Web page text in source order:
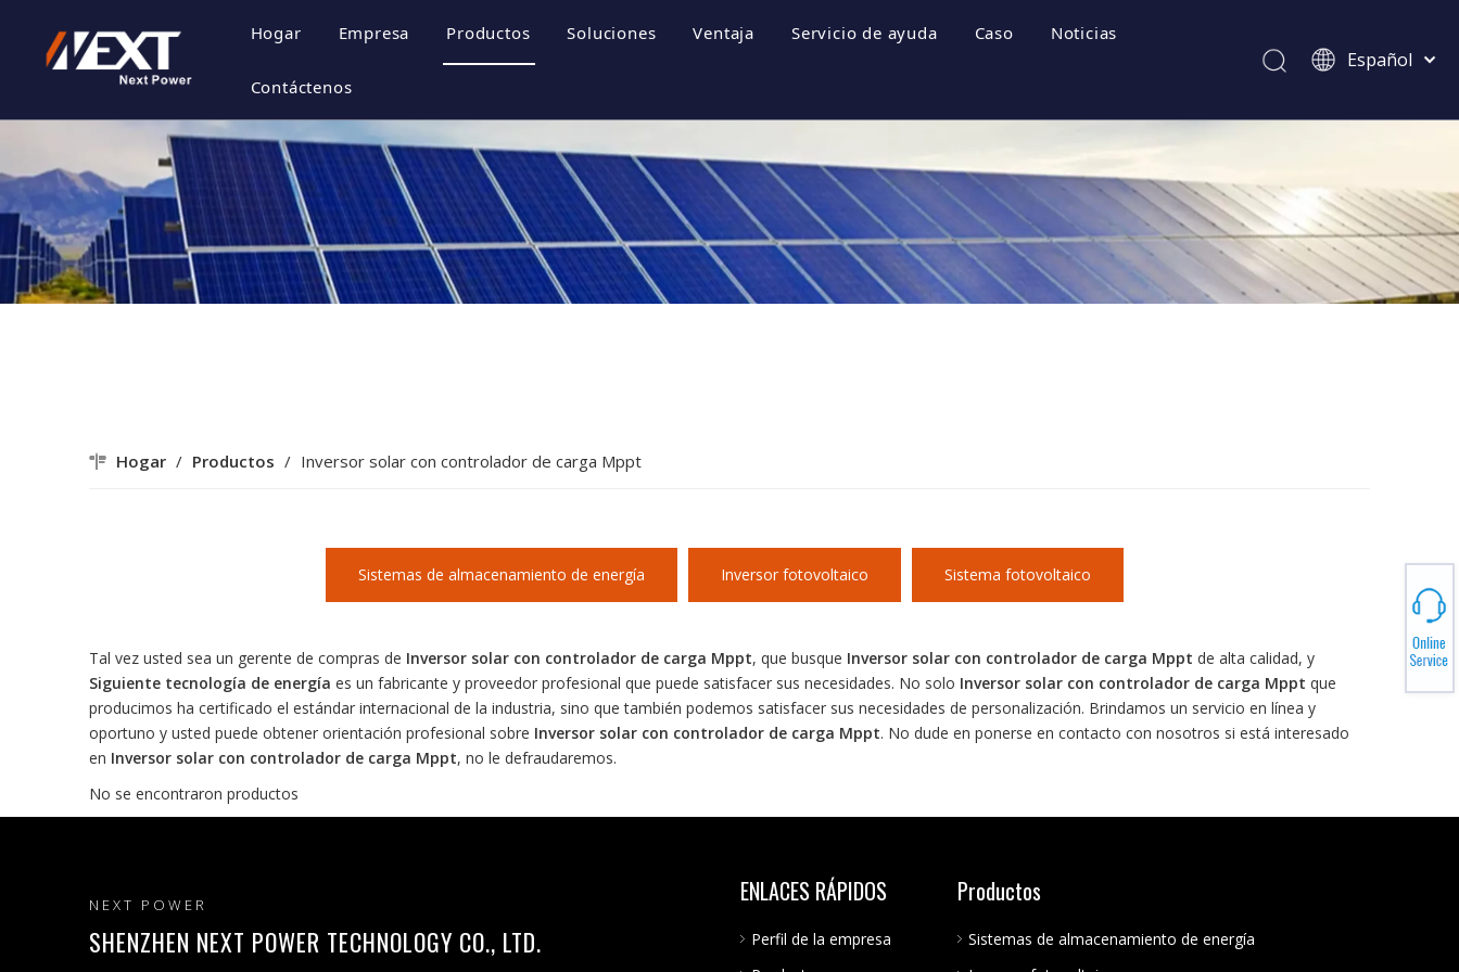
Hogar Empresa
Cultura de la empresa
Certificado de honor
Estilo de empresa
Productos
Sistema fotovoltaico
Soluciones Ventaja Servicio de ayuda
Preguntas más frecuentes
Videos
Caso Noticias
Contáctenos
Español
Kiswahili
Italiano
Deutsch
Português
Pусский
Français
Hogar / Productos / Inversor solar con controlador de carga Mppt
Sistemas de almacenamiento de energía Inversor fotovoltaico Sistema fotovoltaico
Tal vez usted sea un gerente de compras de Inversor solar con controlador de carga Mppt, que busque Inversor solar con controlador de carga Mppt de alta calidad, y
Siguiente tecnología de energía es un fabricante y proveedor profesional que puede satisfacer sus necesidades. No solo Inversor solar con controlador de carga Mppt que
producimos ha certificado el estándar internacional de la industria, sino que también podemos satisfacer sus necesidades de personalización. Brindamos un servicio en línea y
oportuno y usted puede obtener orientación profesional sobre Inversor solar con controlador de carga Mppt. No dude en ponerse en contacto con nosotros si está interesado
en Inversor solar con controlador de carga Mppt, no le defraudaremos.
No se encontraron productos
NEXT POWER
SHENZHEN NEXT POWER TECHNOLOGY CO., LTD.
ENLACES RÁPIDOS
Perfil de la empresa
Productos
Sistemas de almacenamiento de energía